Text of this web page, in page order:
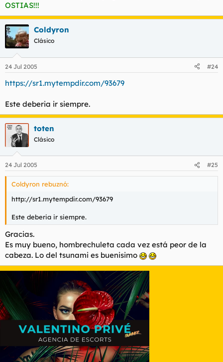
OSTIAS!!!
Coldyron
Clásico
24 Jul 2005 #24
https://sr1.mytempdir.com/93679
Este deberia ir siempre.
toten
Clásico
24 Jul 2005 #25
Coldyron rebuznó:
http://sr1.mytempdir.com/93679
Este deberia ir siempre.
Gracias.
Es muy bueno, hombrechuleta cada vez está peor de la
cabeza. Lo del tsunami es buenisimo